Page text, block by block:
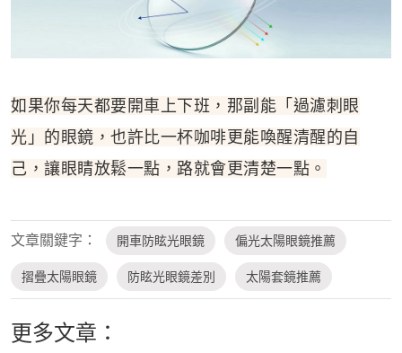
如果你每天都要開車上下班，那副能「過濾刺眼
光」的眼鏡，也許比一杯咖啡更能喚醒清醒的自
己，讓眼睛放鬆一點，路就會更清楚一點。
文章關鍵字： 開車防眩光眼鏡 偏光太陽眼鏡推薦
摺疊太陽眼鏡 防眩光眼鏡差別 太陽套鏡推薦
更多文章：